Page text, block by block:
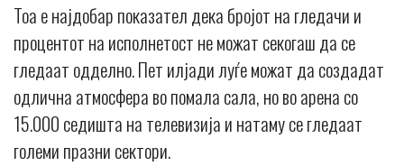
Тоа е најдобар показател дека бројот на гледачи и
процентот на исполнетост не можат секогаш да се
гледаат одделно. Пет илјади луѓе можат да создадат
одлична атмосфера во помала сала, но во арена со
15.000 седишта на телевизија и натаму се гледаат
големи празни сектори.